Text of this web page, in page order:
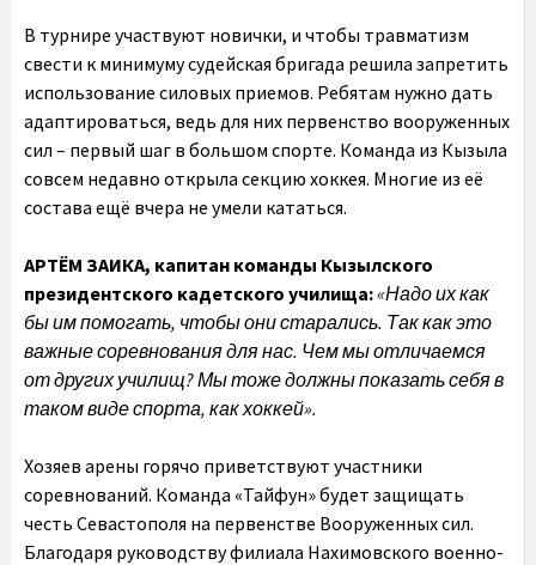
В турнире участвуют новички, и чтобы травматизм
свести к минимуму судейская бригада решила запретить
использование силовых приемов. Ребятам нужно дать
адаптироваться, ведь для них первенство вооруженных
сил – первый шаг в большом спорте. Команда из Кызыла
совсем недавно открыла секцию хоккея. Многие из её
состава ещё вчера не умели кататься.
АРТЁМ ЗАИКА, капитан команды Кызылского
президентского кадетского училища:«Надо их как
бы им помогать, чтобы они старались. Так как это
важные соревнования для нас. Чем мы отличаемся
от других училищ? Мы тоже должны показать себя в
таком виде спорта, как хоккей».
Хозяев арены горячо приветствуют участники
соревнований. Команда «Тайфун» будет защищать
честь Севастополя на первенстве Вооруженных сил.
Благодаря руководству филиала Нахимовского военно-